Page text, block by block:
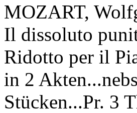
MOZART,
Il dissoluto
Ridotto per il
in 2
Stücken...Pr. 3